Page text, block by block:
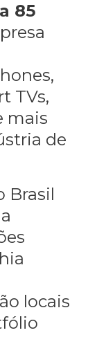
85
TVs,
mais
de
Brasil
locais